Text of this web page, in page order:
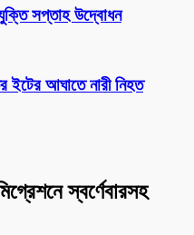
সপ্তাহ উদ্বোধন
ইটের আঘাতে নারী নিহত
স্বর্ণেবারসহ